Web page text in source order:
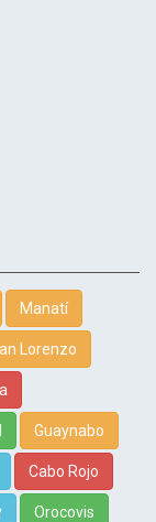
Manatí
Lorenzo
Guaynabo
Cabo Rojo
Orocovis